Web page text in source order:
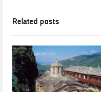
Related posts